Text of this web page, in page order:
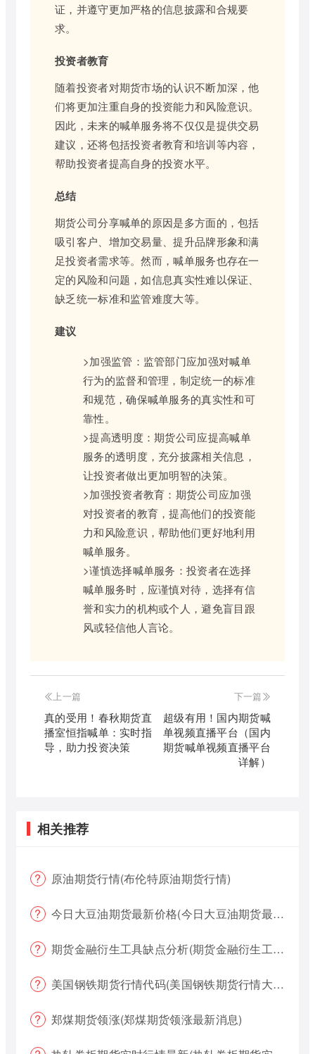
证，并遵守更加严格的信息披露和合规要
求。
投资者教育
随着投资者对期货市场的认识不断加深，他
们将更加注重自身的投资能力和风险意识。
因此，未来的喊单服务将不仅仅是提供交易
建议，还将包括投资者教育和培训等内容，
帮助投资者提高自身的投资水平。
总结
期货公司分享喊单的原因是多方面的，包括
吸引客户、增加交易量、提升品牌形象和满
足投资者需求等。然而，喊单服务也存在一
定的风险和问题，如信息真实性难以保证、
缺乏统一标准和监管难度大等。
建议
>加强监管：监管部门应加强对喊单
行为的监督和管理，制定统一的标准
和规范，确保喊单服务的真实性和可
靠性。
>提高透明度：期货公司应提高喊单
服务的透明度，充分披露相关信息，
让投资者做出更加明智的决策。
>加强投资者教育：期货公司应加强
对投资者的教育，提高他们的投资能
力和风险意识，帮助他们更好地利用
喊单服务。
>谨慎选择喊单服务：投资者在选择
喊单服务时，应谨慎对待，选择有信
誉和实力的机构或个人，避免盲目跟
风或轻信他人言论。
上一篇
真的受用！春秋期货直
播室恒指喊单：实时指
导，助力投资决策
下一篇
超级有用！国内期货喊
单视频直播平台（国内
期货喊单视频直播平台
详解）
相关推荐
原油期货行情(布伦特原油期货行情)
今日大豆油期货最新价格(今日大豆油期货最新价格行情)
期货金融衍生工具缺点分析(期货金融衍生工具缺点分析报告)
美国钢铁期货行情代码(美国钢铁期货行情大盘)
郑煤期货领涨(郑煤期货领涨最新消息)